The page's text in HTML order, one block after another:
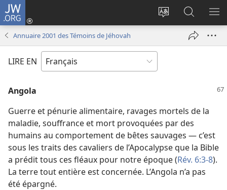
JW.ORG
Changer
langue
Se
connecter
nouvelle
sur
JW.ORG
Annuaire 2001 des Témoins de Jéhovah
LIRE EN
Angola
Guerre et pénurie alimentaire, ravages mortels de la
maladie, souffrance et mort provoquées par des
humains au comportement de bêtes sauvages — c’est
sous les traits des cavaliers de l’Apocalypse que la Bible
a prédit tous ces fléaux pour notre époque (Rév. 6:3-8).
La terre tout entière est concernée. L’Angola n’a pas
été épargné.